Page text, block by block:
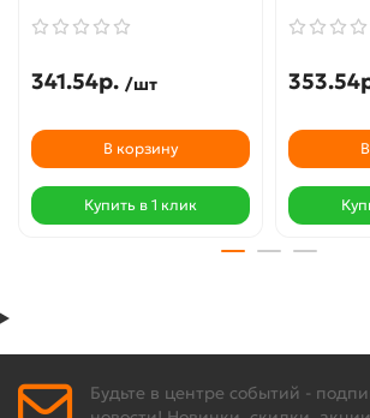
341.54р. /шт
В корзину
Купить в 1 клик
Будьте в центре событий -